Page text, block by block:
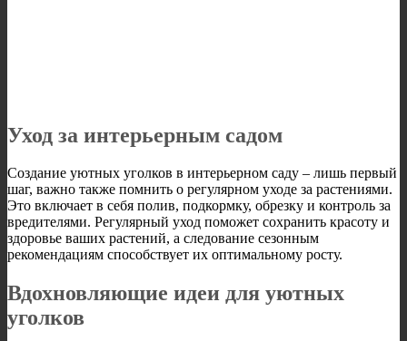
Уход за интерьерным садом
Создание уютных уголков в интерьерном саду – лишь первый
шаг, важно также помнить о регулярном уходе за растениями.
Это включает в себя полив, подкормку, обрезку и контроль за
вредителями. Регулярный уход поможет сохранить красоту и
здоровье ваших растений, а следование сезонным
рекомендациям способствует их оптимальному росту.
Вдохновляющие идеи для уютных
уголков